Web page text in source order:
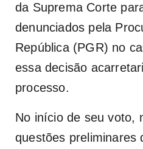
da Suprema Corte
denunciados pela
República (PGR) no
essa decisão
processo.
No início de seu voto,
questões preliminares